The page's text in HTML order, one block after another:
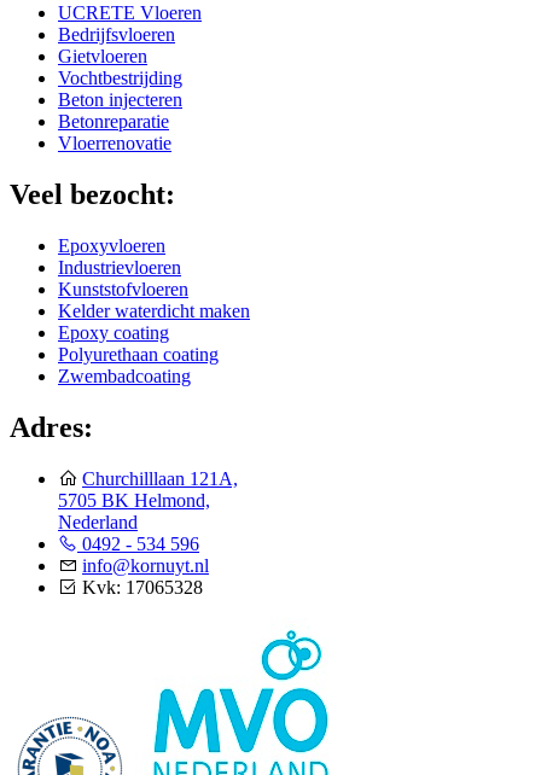
UCRETE Vloeren
Bedrijfsvloeren
Gietvloeren
Vochtbestrijding
Beton injecteren
Betonreparatie
Vloerrenovatie
Veel bezocht:
Epoxyvloeren
Industrievloeren
Kunststofvloeren
Kelder waterdicht maken
Epoxy coating
Polyurethaan coating
Zwembadcoating
Adres:
Churchilllaan 121A,
5705 BK Helmond,
Nederland
0492 - 534 596
info@kornuyt.nl
Kvk: 17065328